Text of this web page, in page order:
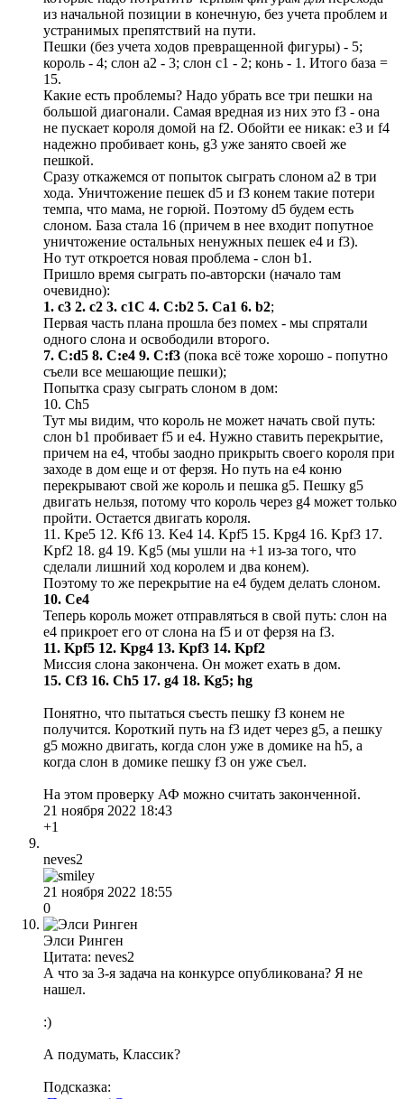
из начальной позиции в конечную, без учета проблем и
устранимых препятствий на пути.
Пешки (без учета ходов превращенной фигуры) - 5;
король - 4; слон а2 - 3; слон с1 - 2; конь - 1. Итого база =
15.
Какие есть проблемы? Надо убрать все три пешки на
большой диагонали. Самая вредная из них это f3 - она
не пускает короля домой на f2. Обойти ее никак: е3 и f4
надежно пробивает конь, g3 уже занято своей же
пешкой.
Сразу откажемся от попыток сыграть слоном а2 в три
хода. Уничтожение пешек d5 и f3 конем такие потери
темпа, что мама, не горюй. Поэтому d5 будем есть
слоном. База стала 16 (причем в нее входит попутное
уничтожение остальных ненужных пешек е4 и f3).
Но тут откроется новая проблема - слон b1.
Пришло время сыграть по-авторски (начало там
очевидно):
1. с3 2. с2 3. с1С 4. C:b2 5. Ca1 6. b2;
Первая часть плана прошла без помех - мы спрятали
одного слона и освободили второго.
7. С:d5 8. C:e4 9. C:f3 (пока всё тоже хорошо - попутно
съели все мешающие пешки);
Попытка сразу сыграть слоном в дом:
10. Сh5
Тут мы видим, что король не может начать свой путь:
слон b1 пробивает f5 и е4. Нужно ставить перекрытие,
причем на е4, чтобы заодно прикрыть своего короля при
заходе в дом еще и от ферзя. Но путь на е4 коню
перекрывают свой же король и пешка g5. Пешку g5
двигать нельзя, потому что король через g4 может только
пройти. Остается двигать короля.
11. Kpe5 12. Kf6 13. Ke4 14. Kpf5 15. Kpg4 16. Kpf3 17.
Kpf2 18. g4 19. Kg5 (мы ушли на +1 из-за того, что
сделали лишний ход королем и два конем).
Поэтому то же перекрытие на е4 будем делать слоном.
10. Се4
Теперь король может отправляться в свой путь: слон на
е4 прикроет его от слона на f5 и от ферзя на f3.
11. Kpf5 12. Kpg4 13. Kpf3 14. Kpf2
Миссия слона закончена. Он может ехать в дом.
15. Сf3 16. Ch5 17. g4 18. Kg5; hg
Понятно, что пытаться съесть пешку f3 конем не
получится. Короткий путь на f3 идет через g5, а пешку
g5 можно двигать, когда слон уже в домике на h5, а
когда слон в домике пешку f3 он уже съел.
На этом проверку АФ можно считать законченной.
21 ноября 2022 18:43
+1
neves2
21 ноября 2022 18:55
0
Элси Ринген
Цитата: neves2
А что за 3-я задача на конкурсе опубликована? Я не
нашел.
:)
А подумать, Классик?
Подсказка: